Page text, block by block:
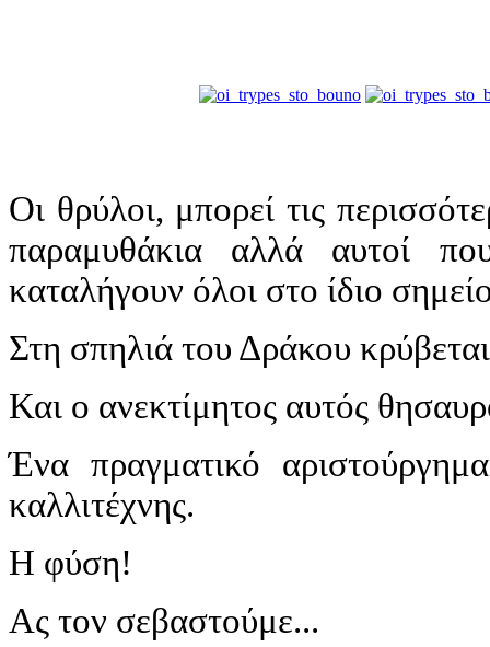
Οι θρύλοι, μπορεί τις
παραμυθάκια αλλά αυτοί
καταλήγουν όλοι στο ίδιο
Στη σπηλιά του Δράκου
Και ο ανεκτίμητος αυτός
Ένα πραγματικό
καλλιτέχνης.
Η φύση!
Ας τoν σεβαστούμε...